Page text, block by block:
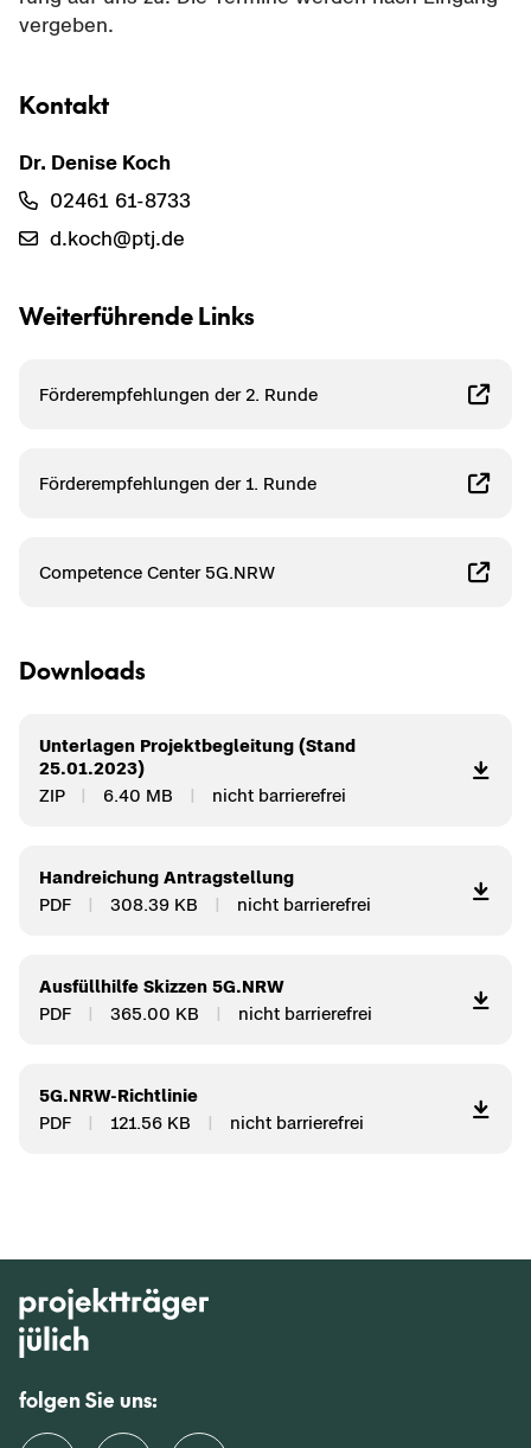
ver­ge­ben.
Kon­takt
Dr. De­ni­se Koch
02461 61-​8733
d.koch@ptj.de
Wei­ter­füh­ren­de Links
För­der­emp­feh­lun­gen der 2. Runde
För­der­emp­feh­lun­gen der 1. Runde
Com­pe­tence Cen­ter 5G.NRW
Down­loads
Un­ter­la­gen Pro­jekt­be­glei­tung (Stand
25.01.2023)
ZIP
6.40 MB nicht bar­rie­re­frei
Hand­rei­chung An­trag­stel­lung
PDF
308.39 KB nicht bar­rie­re­frei
Aus­füll­hil­fe Skiz­zen 5G.NRW
PDF
365.00 KB nicht bar­rie­re­frei
5G.NRW-​Richtlinie
PDF
121.56 KB nicht bar­rie­re­frei
folgen Sie uns: